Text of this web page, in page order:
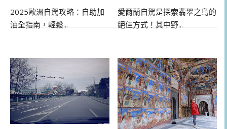
2025歐洲自駕攻略：自助加
油全指南，輕鬆...
愛爾蘭自駕是探索翡翠之島的
絕佳方式！其中野...